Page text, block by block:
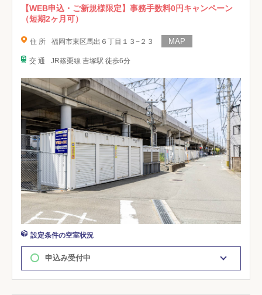
【WEB申込・ご新規様限定】事務手数料0円キャンペーン
（短期2ヶ月可）
住 所 福岡市東区馬出６丁目１３−２３
交 通 JR篠栗線 吉塚駅 徒歩6分
設定条件の空室状況
申込み受付中